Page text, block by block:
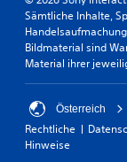
Sämtliche Inhalte,
Bildmaterial sind
Material ihrer
Österreich
Rechtliche
Hinweise